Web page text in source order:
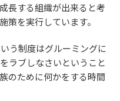
長する組織が出来ると考
策を実行しています。
う制度はグルーミングに
ラブしなさいということ
のために何かをする時間